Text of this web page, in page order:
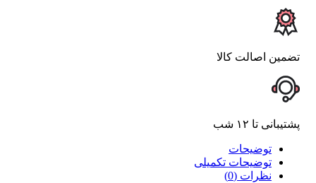
تضمین اصالت کالا
پشتیبانی تا ۱۲ شب
توضیحات
توضیحات تکمیلی
نظرات (0)